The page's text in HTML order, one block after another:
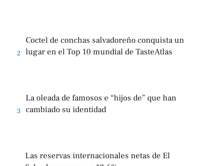
2
Coctel de conchas salvadoreño conquista un
lugar en el Top 10 mundial de TasteAtlas
3
La oleada de famosos e “hijos de” que han
cambiado su identidad
Las reservas internacionales netas de El